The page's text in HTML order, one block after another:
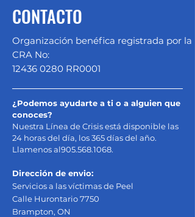
CONTACTO
Organización benéfica registrada por la
CRA No:
12436 0280 RR0001
¿Podemos ayudarte a ti o a alguien que
conoces?
Nuestra Línea de Crisis está disponible las
24 horas del día, los 365 días del año.
Llamenos al905.568.1068.
Dirección de envio:
Servicios a las víctimas de Peel
Calle Hurontario 7750
Brampton, ON